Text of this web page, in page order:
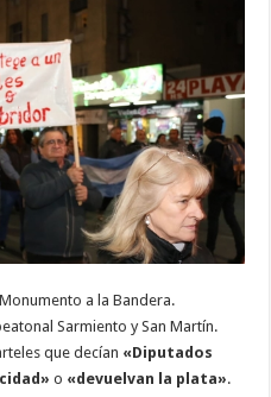
a la Bandera.
Sarmiento y San Martín.
que decían «Diputados
o «devuelvan la plata».